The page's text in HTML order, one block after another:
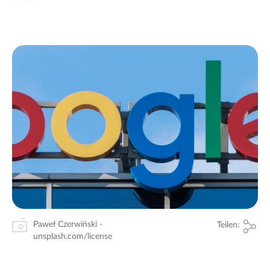
Paweł Czerwiński -
unsplash.com/license
Teilen: